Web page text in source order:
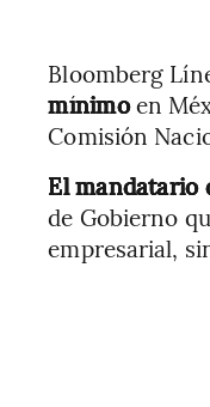
Bloomberg
mínimoen
Comisión
El mandatario
de Gobierno
empresarial,